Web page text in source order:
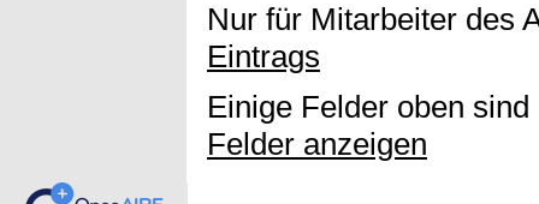
Nur für Mitarbeiter des
Eintrags
Einige Felder oben
Felder anzeigen